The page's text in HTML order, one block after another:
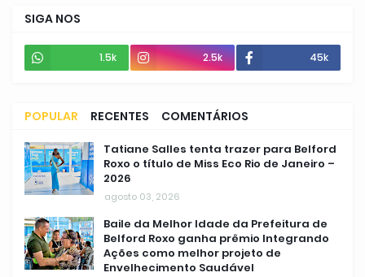
SIGA NOS
1.5k 2.5k 45k
POPULAR RECENTES COMENTÁRIOS
Tatiane Salles tenta trazer para Belford
Roxo o título de Miss Eco Rio de Janeiro –
2026
agosto 03, 2026
Baile da Melhor Idade da Prefeitura de
Belford Roxo ganha prêmio Integrando
Ações como melhor projeto de
Envelhecimento Saudável